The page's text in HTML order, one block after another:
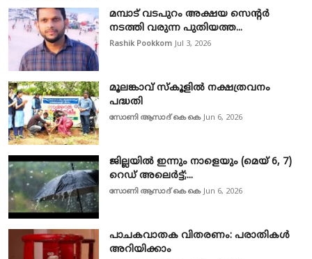
മമ്പാട് വടപുറം അക്ഷയ സെന്റർ
നടത്തി വരുന്ന പുതിയത്ത...
Rashik Pookkom Jul 3, 2026
മൂലങ്കാവ് സ്കൂളിൽ നക്ഷത്രവനം
പദ്ധതി
സോണി ആസാദ് കെ കെ Jun 6, 2026
ജില്ലയിൽ ഇന്നും നാളെയും (മെയ് 6, 7)
റെഡ് അലെർട്ട്;...
സോണി ആസാദ് കെ കെ Jun 6, 2026
പാചകവാതക വിതരണം: പരാതികൾ
അറിയിക്കാം